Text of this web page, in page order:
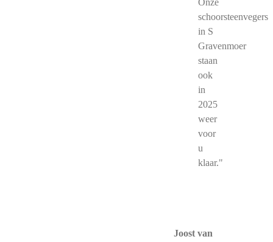
schoorsteenvegers
in S
Gravenmoer
staan
ook
in
2025
weer
voor
u
klaar."
Joost van